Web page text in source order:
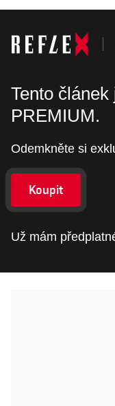
Tento
PREMIUM.
Odemkněte si
Koupit
Už mám